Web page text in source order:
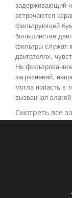
задерживающий
встречаются
фильтрующей
большинстве
фильтры служат
двигателях,
Не
загрязнений,
могла попасть в
вызванная
Смотреть все